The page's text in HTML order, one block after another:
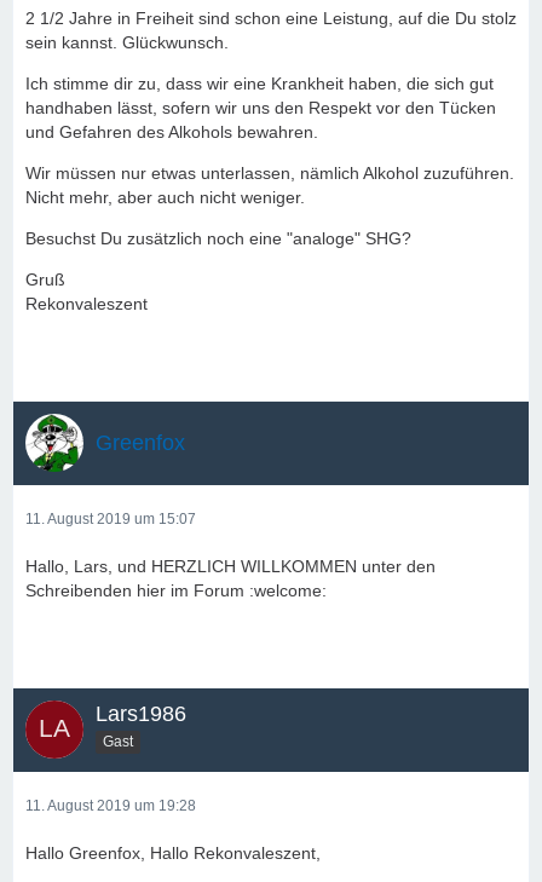
2 1/2 Jahre in Freiheit sind schon eine Leistung, auf die Du stolz
sein kannst. Glückwunsch.
Ich stimme dir zu, dass wir eine Krankheit haben, die sich gut
handhaben lässt, sofern wir uns den Respekt vor den Tücken
und Gefahren des Alkohols bewahren.
Wir müssen nur etwas unterlassen, nämlich Alkohol zuzuführen.
Nicht mehr, aber auch nicht weniger.
Besuchst Du zusätzlich noch eine "analoge" SHG?
Gruß
Rekonvaleszent
Greenfox
11. August 2019 um 15:07
Hallo, Lars, und HERZLICH WILLKOMMEN unter den
Schreibenden hier im Forum :welcome:
Lars1986
Gast
11. August 2019 um 19:28
Hallo Greenfox, Hallo Rekonvaleszent,